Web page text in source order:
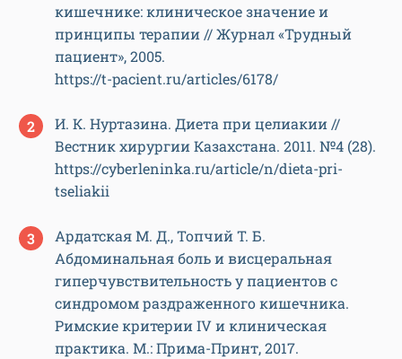
кишечнике: клиническое значение и
принципы терапии // Журнал «Трудный
пациент», 2005.
https://t-pacient.ru/articles/6178/
И. К. Нуртазина. Диета при целиакии //
Вестник хирургии Казахстана. 2011. №4 (28).
https://cyberleninka.ru/article/n/dieta-pri-
tseliakii
Ардатская М. Д., Топчий Т. Б.
Абдоминальная боль и висцеральная
гиперчувствительность у пациентов с
синдромом раздраженного кишечника.
Римские критерии IV и клиническая
практика. М.: Прима-Принт, 2017.